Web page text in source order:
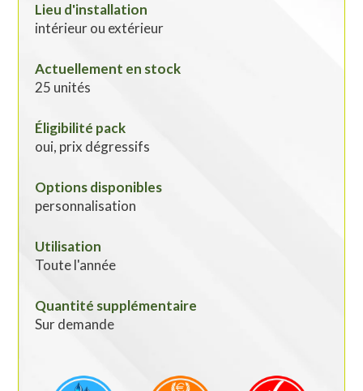
Lieu d'installation
intérieur ou extérieur
Actuellement en stock
25 unités
Éligibilité pack
oui, prix dégressifs
Options disponibles
personnalisation
Utilisation
Toute l'année
Quantité supplémentaire
Sur demande